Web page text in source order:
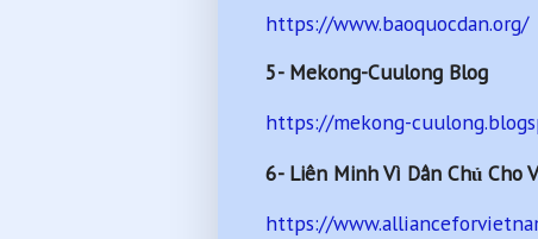
https://www.baoquocdan.org/
5- Mekong-Cuulong Blog
https://mekong-
6- Liên Minh Vì Dân Chủ Cho
https://